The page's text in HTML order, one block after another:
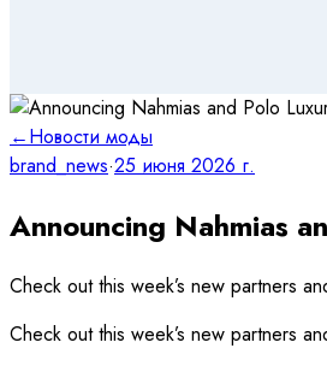
←Новости моды
brand_news·25 июня 2026 г.
Announcing Nahmias
Check out this week’s new partners
Check out this week’s new partners